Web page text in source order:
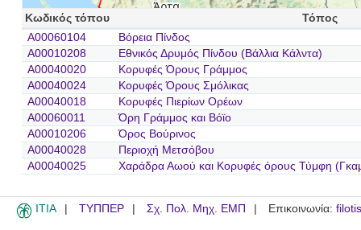
Κωδικός τόπου
Τόπος
A00060104
Βόρεια Πίνδος
A00010208
Εθνικός Δρυμός Πίνδου (Βάλλια Κάλντα)
A00040020
Κορυφές Όρους Γράμμος
A00040024
Κορυφές Όρους Σμόλικας
A00040018
Κορυφές Πιερίων Ορέων
A00060011
Όρη Γράμμος και Βόϊο
A00010206
Όρος Βούρινος
A00040028
Περιοχή Μετσόβου
A00040025
Χαράδρα Αωού και Κορυφές όρους Τύμφη
ITIA ΤΥΠΠΕΡ Σχ. Πολ. Μηχ. ΕΜΠ Επικοινωνία: